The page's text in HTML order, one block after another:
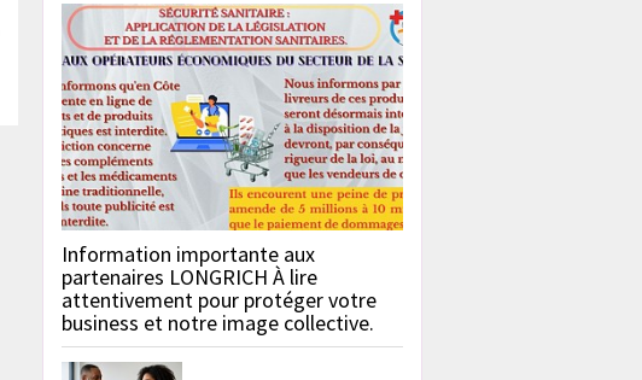
Information importante aux
partenaires LONGRICH À lire
attentivement pour protéger votre
business et notre image collective.